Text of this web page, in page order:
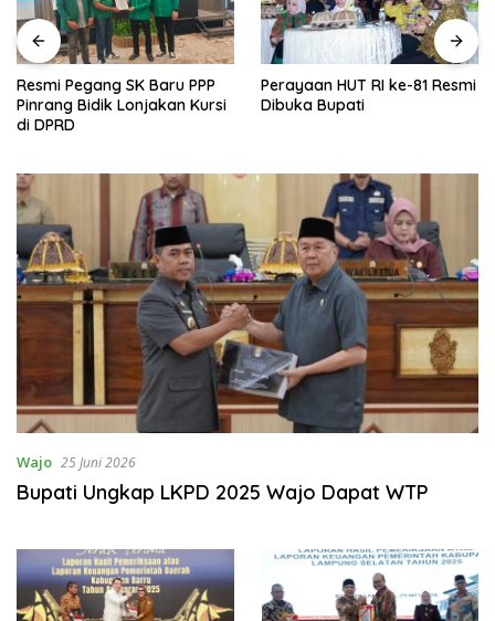
Resmi Pegang SK Baru PPP
Pinrang Bidik Lonjakan Kursi
di DPRD
Perayaan HUT RI ke-81 Resmi
Dibuka Bupati
Wajo 25 Juni 2026
Bupati Ungkap LKPD 2025 Wajo Dapat WTP